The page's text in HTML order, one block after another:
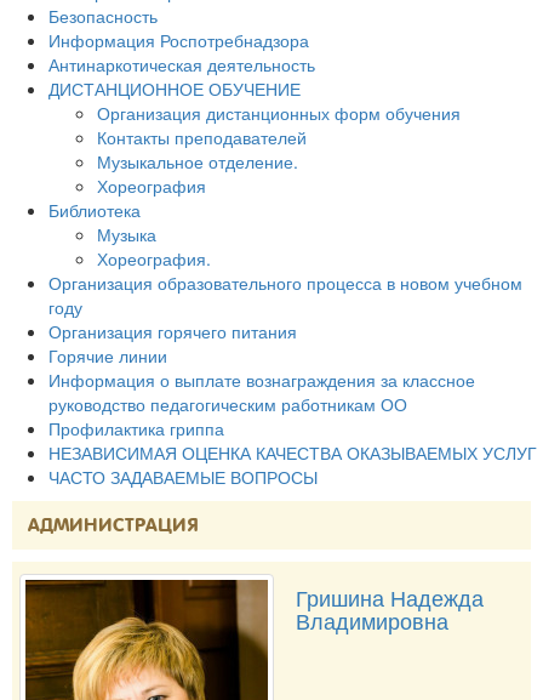
Безопасность
Информация Роспотребнадзора
Антинаркотическая деятельность
ДИСТАНЦИОННОЕ ОБУЧЕНИЕ
Организация дистанционных форм обучения
Контакты преподавателей
Музыкальное отделение.
Хореография
Библиотека
Музыка
Хореография.
Организация образовательного процесса в новом учебном
году
Организация горячего питания
Горячие линии
Информация о выплате вознаграждения за классное
руководство педагогическим работникам ОО
Профилактика гриппа
НЕЗАВИСИМАЯ ОЦЕНКА КАЧЕСТВА ОКАЗЫВАЕМЫХ УСЛУГ
ЧАСТО ЗАДАВАЕМЫЕ ВОПРОСЫ
АДМИНИСТРАЦИЯ
Гришина Надежда
Владимировна